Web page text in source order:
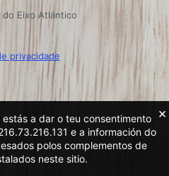
Eixo Atlántico
privacidade
a dar o teu consentimento
e a información do
​​polos complementos de
neste sitio.
×